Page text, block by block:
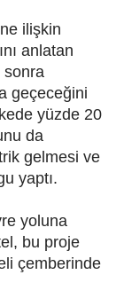
ilişkin
anlatan
sonra
geçeceğini
yüzde 20
da
gelmesi ve
yaptı.
yoluna
bu proje
çemberinde